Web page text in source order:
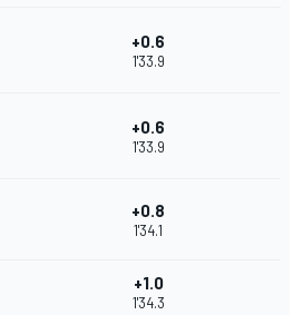
+0.6
1'33.9
+0.6
1'33.9
+0.8
1'34.1
+1.0
1'34.3